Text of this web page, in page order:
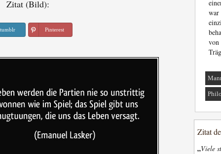
Zitat (Bild):
tumblr Pinterest
war
von
Zitat
„Viele